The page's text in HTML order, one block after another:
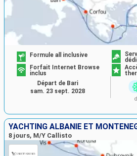
Formule all inclusive
Forfait Internet Browse
inclus
Départ de Bari
sam. 23 sept. 2028
YACHTING ALBANIE ET
8 jours, M/Y Callisto